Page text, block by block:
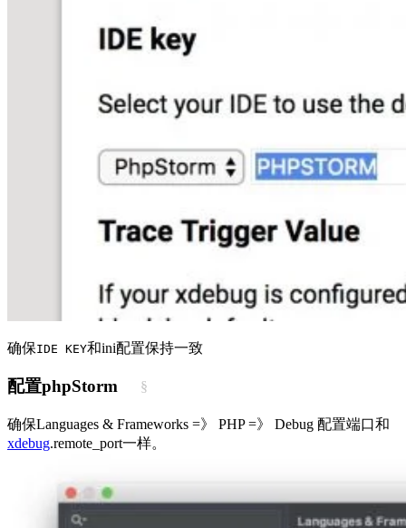
确保IDE KEY和ini配置保持一致
配置phpStorm §
确保Languages & Frameworks =》 PHP =》 Debug 配置端口和
xdebug.remote_port一样。